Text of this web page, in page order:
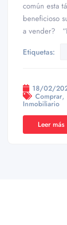
común esta
beneficioso
a vender?
Etiquetas:
18/02/
Comprar,
Inmobiliario
Leer más